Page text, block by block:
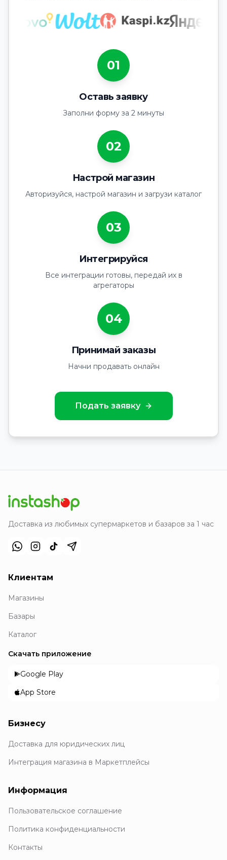
01
Оставь заявку
Заполни форму за 2 минуты
02
Настрой магазин
Авторизуйся, настрой магазин и загрузи каталог
03
Интегрируйся
Все интеграции готовы, передай их в
агрегаторы
04
Принимай заказы
Начни продавать онлайн
Подать заявку
Доставка из любимых супермаркетов и базаров за 1 час
Клиентам
Магазины
Базары
Каталог
Скачать приложение
Google Play
App Store
Бизнесу
Доставка для юридических лиц
Интеграция магазина в Маркетплейсы
Информация
Пользовательское соглашение
Политика конфиденциальности
Контакты